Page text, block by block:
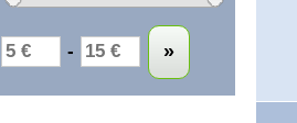
Untergrenze
-
Obergrenze
»